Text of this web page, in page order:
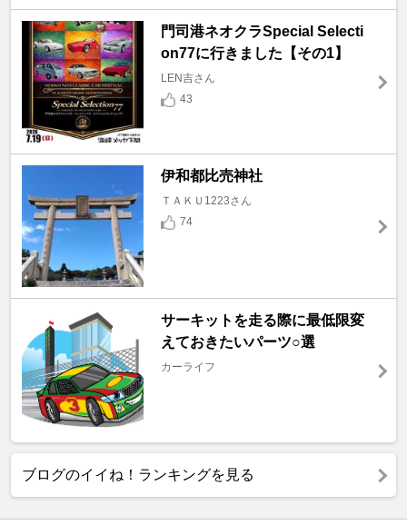
門司港ネオクラSpecial Selecti
on77に行きました【その1】
LEN吉さん
43
伊和都比売神社
ＴＡＫＵ1223さん
74
サーキットを走る際に最低限変
えておきたいパーツ○選
カーライフ
ブログのイイね！ランキングを見る